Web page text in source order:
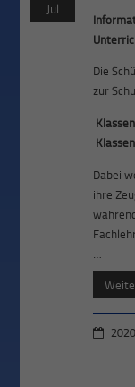
Jul
Die
zur
Dabei
ihre
…
2020